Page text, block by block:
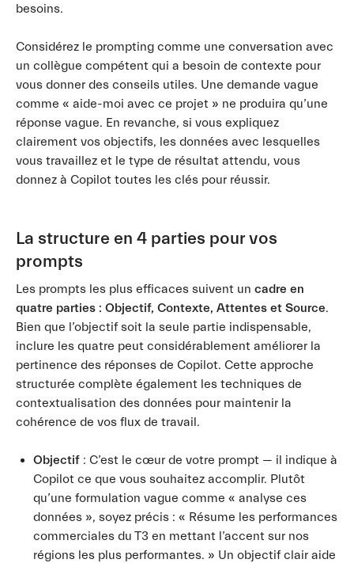
besoins.
Considérez le prompting comme une conversation avec
un collègue compétent qui a besoin de contexte pour
vous donner des conseils utiles. Une demande vague
comme « aide-moi avec ce projet » ne produira qu’une
réponse vague. En revanche, si vous expliquez
clairement vos objectifs, les données avec lesquelles
vous travaillez et le type de résultat attendu, vous
donnez à Copilot toutes les clés pour réussir.
La structure en 4 parties pour vos
prompts
Les prompts les plus efficaces suivent un cadre en
quatre parties : Objectif, Contexte, Attentes et Source.
Bien que l’objectif soit la seule partie indispensable,
inclure les quatre peut considérablement améliorer la
pertinence des réponses de Copilot. Cette approche
structurée complète également les techniques de
contextualisation des données pour maintenir la
cohérence de vos flux de travail.
Objectif : C’est le cœur de votre prompt — il indique à
Copilot ce que vous souhaitez accomplir. Plutôt
qu’une formulation vague comme « analyse ces
données », soyez précis : « Résume les performances
commerciales du T3 en mettant l’accent sur nos
régions les plus performantes. » Un objectif clair aide